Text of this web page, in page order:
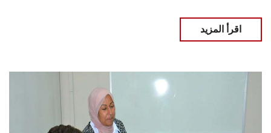
اقرأ المزيد